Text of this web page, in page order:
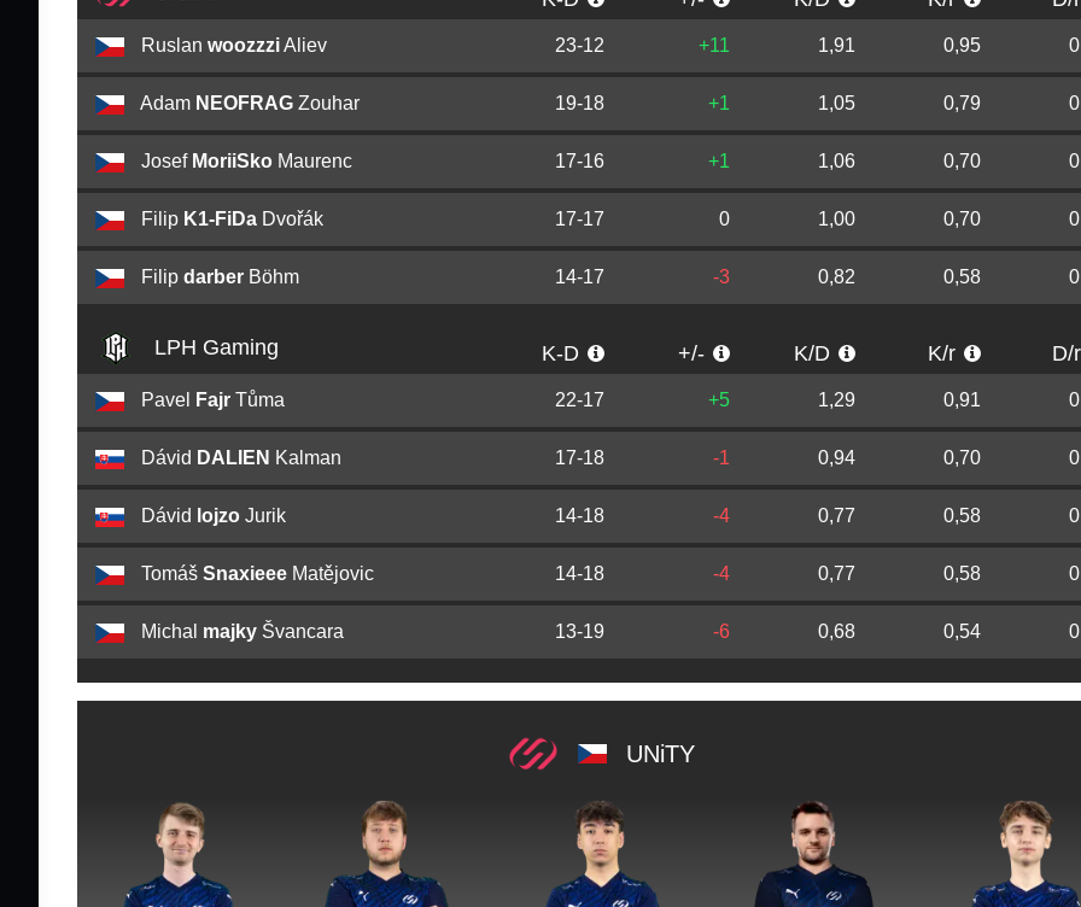
Ruslan woozzziAliev 23-12 +11 1,91 0,95
Adam NEOFRAG Zouhar 19-18 +1 1,05 0,79
Josef MoriiSko Maurenc 17-16 +1 1,06 0,70
Filip K1-FiDa Dvořák 17-17 0 1,00 0,70
Filip darber Böhm 14-17 -3 0,82 0,58
LPH Gaming K-D +/- K/D K/r
Pavel Fajr Tůma 22-17 +5 1,29 0,91
Dávid DALIEN Kalman 17-18 -1 0,94 0,70
Dávid lojzo Jurik 14-18 -4 0,77 0,58
Tomáš Snaxieee Matějovic 14-18 -4 0,77 0,58
Michal majky Švancara 13-19 -6 0,68 0,54
UNiTY